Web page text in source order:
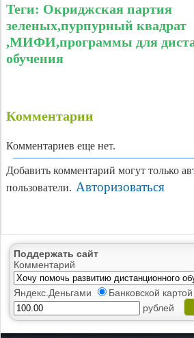
Теги: Окриджская партия
зеленых,пурпурный квадрат
,МИФИ,программы для
обучения
Комментарии
Комментариев еще нет.
Добавить комментарий могут только
пользователи. Авторизоваться
Поддержать сайт
Комментарий
Яндекс.Деньгами
Банковской картой
рублей